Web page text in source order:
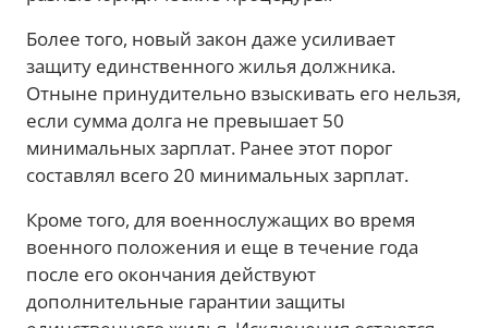
Более того, новый закон даже усиливает
защиту единственного жилья должника.
Отныне принудительно взыскивать его нельзя,
если сумма долга не превышает 50
минимальных зарплат. Ранее этот порог
составлял всего 20 минимальных зарплат.
Кроме того, для военнослужащих во время
военного положения и еще в течение года
после его окончания действуют
дополнительные гарантии защиты